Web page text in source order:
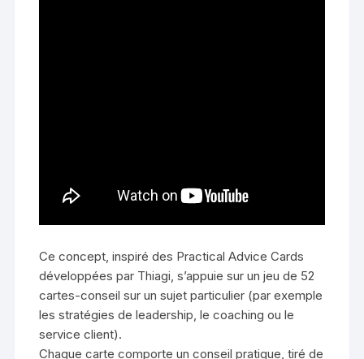
Ce concept, inspiré des Practical Advice Cards
développées par Thiagi, s’appuie sur un jeu de 52
cartes-conseil sur un sujet particulier (par exemple
les stratégies de leadership, le coaching ou le
service client).
Chaque carte comporte un conseil pratique, tiré de